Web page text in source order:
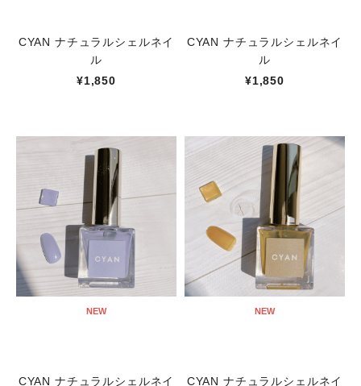
CYAN ナチュラルシェルネイ
ル
¥1,850
CYAN ナチュラルシェルネイ
ル
¥1,850
NEW
CYAN ナチュラルシェルネイ
NEW
CYAN ナチュラルシェルネイ